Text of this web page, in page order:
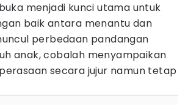
menjadi kunci utama untuk
baik antara menantu dan
perbedaan pandangan
anak, cobalah menyampaikan
secara jujur namun tetap